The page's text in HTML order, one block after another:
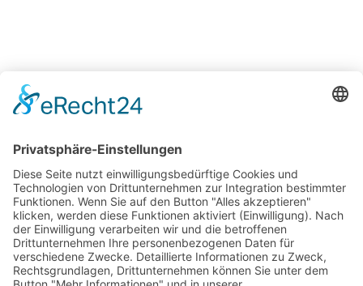
€0.00
Suchen
Neueste Beiträge